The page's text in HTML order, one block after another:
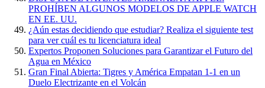
PROHÍBEN ALGUNOS MODELOS DE APPLE WATCH
EN EE. UU.
¿Aún estas decidiendo que estudiar? Realiza el siguiente test
para ver cuál es tu licenciatura ideal
Expertos Proponen Soluciones para Garantizar el Futuro del
Agua en México
Gran Final Abierta: Tigres y América Empatan 1-1 en un
Duelo Electrizante en el Volcán